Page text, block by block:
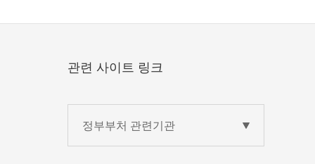
관련 사이트 링크
정부부처 관련기관